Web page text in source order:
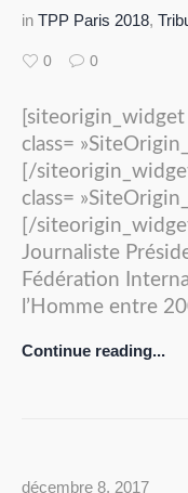
in TPP Paris 2018,
0 0
[siteorigin_widget
class=
[/
class=
[/
Journaliste
Fédération
l’Homme entre
Continue reading...
décembre 8, 2017